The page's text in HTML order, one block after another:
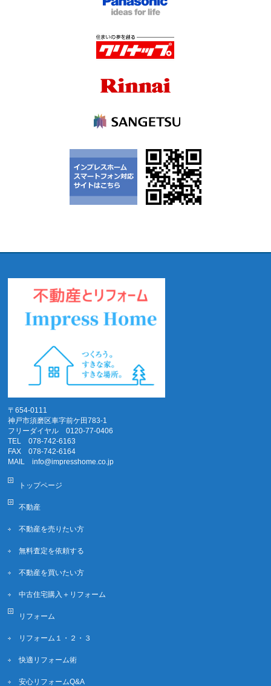
〒654-0111
神戸市須磨区車字前ケ田783-1
フリーダイヤル 0120-77-0406
TEL 078-742-6163
FAX 078-742-6164
MAIL info@impresshome.co.jp
トップページ
不動産
不動産を売りたい方
無料査定を依頼する
不動産を買いたい方
中古住宅購入＋リフォーム
リフォーム
リフォーム１・２・３
快適リフォーム術
安心リフォームQ&A